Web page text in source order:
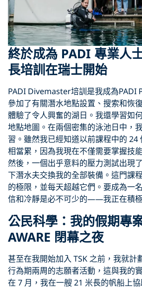
終於成為 PADI 專業人
長培訓在瑞士開始
PADI Divemaster培訓是我成為PADI
參加了有關潛水地點設置、搜索和恢
體驗了令人興奮的湖日。我還學習如
地點地圖。在兩個密集的泳池日中，
習。雖然我已經知道以前課程中的 24
相當累，因為我現在不僅需要掌握技
然後，一個出乎意料的壓力測試出現
下潛水夫交換我的全部裝備。這門課
的極限，並每天超越它們。要成為一
信和冷靜是必不可少的——我正在積
公民科學：我的假期專
AWARE 閉幕之夜
甚至在我開始加入 TSK 之前，我就計
行為期兩周的志願者活動，這與我的
在 7 月，我在一艘 21 米長的帆船上